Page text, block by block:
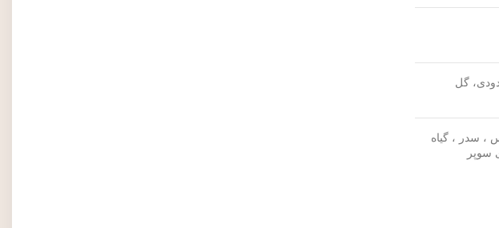
دودی، گل
سدر ، گیاه
سوپر